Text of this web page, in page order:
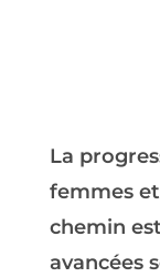
La
femmes
chemin
avancées